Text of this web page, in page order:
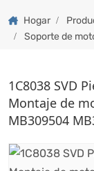
Hogar
Soporte de
1C8038 SVD
Montaje de
MB309504